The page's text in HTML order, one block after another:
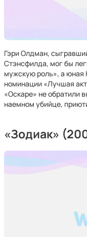
Гэри Олдман,
Стэнсфилда, мог бы
мужскую роль», а юная
номинации «Лучшая
«Оскаре» не обратили
наемном убийце,
«Зодиак»